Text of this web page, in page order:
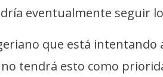
eventualmente seguir
que está
tendrá esto como